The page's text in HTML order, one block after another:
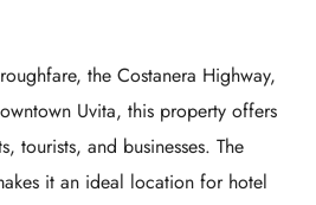
the Costanera Highway,
Uvita, this property offers
tourists, and businesses. The
it an ideal location for hotel